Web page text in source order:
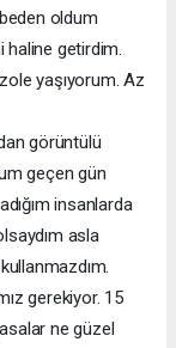
oldum
haline getirdim.
yaşıyorum. Az
görüntülü
geçen gün
insanlarda
asla
gerekiyor. 15
ne güzel